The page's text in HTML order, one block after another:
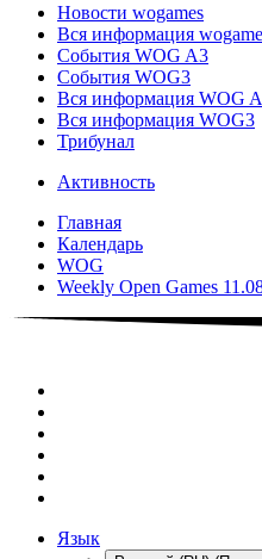
Новости wogames
Вся информация
События WOG A3
События WOG3
Вся информация WOG
Вся информация WOG3
Трибунал
Активность
Главная
Календарь
WOG
Weekly Open Games
Язык